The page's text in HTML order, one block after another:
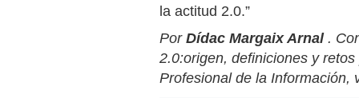
la actitud 2.0.”
PorDídac Margaix Arnal .
2.0:origen, definiciones y
Profesional de la Información,